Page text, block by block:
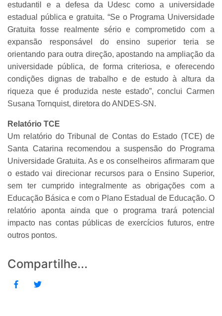
estudantil e a defesa da Udesc como a universidade
estadual pública e gratuita. “Se o Programa Universidade
Gratuita fosse realmente sério e comprometido com a
expansão responsável do ensino superior teria se
orientando para outra direção, apostando na ampliação da
universidade pública, de forma criteriosa, e oferecendo
condições dignas de trabalho e de estudo à altura da
riqueza que é produzida neste estado”, conclui Carmen
Susana Tornquist, diretora do ANDES-SN.
Relatório TCE
Um relatório do Tribunal de Contas do Estado (TCE) de
Santa Catarina recomendou a suspensão do Programa
Universidade Gratuita. As e os conselheiros afirmaram que
o estado vai direcionar recursos para o Ensino Superior,
sem ter cumprido integralmente as obrigações com a
Educação Básica e com o Plano Estadual de Educação. O
relatório aponta ainda que o programa trará potencial
impacto nas contas públicas de exercícios futuros, entre
outros pontos.
Compartilhe...